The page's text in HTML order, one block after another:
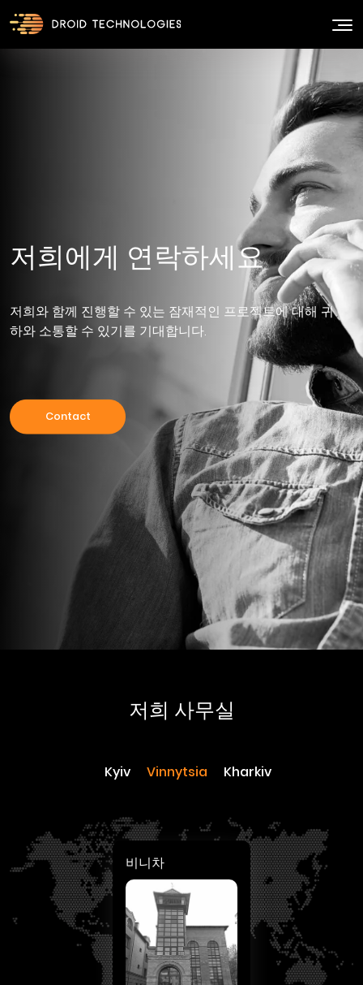
저희와 함께 진행할 수 있는 잠재적인 프로젝트에 대해 귀
하와 소통할 수 있기를 기대합니다.
Contact
저희 사무실
Kyiv Vinnytsia Kharkiv
비니차